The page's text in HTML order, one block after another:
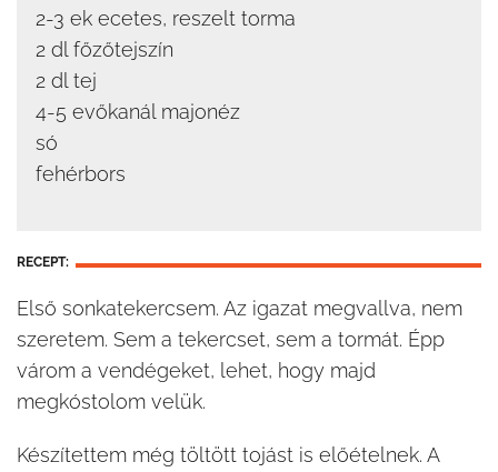
2-3 ek ecetes, reszelt torma
2 dl főzőtejszín
2 dl tej
4-5 evőkanál majonéz
só
fehérbors
RECEPT:
Első sonkatekercsem. Az igazat megvallva, nem
szeretem. Sem a tekercset, sem a tormát. Épp
várom a vendégeket, lehet, hogy majd
megkóstolom velük.
Készítettem még töltött tojást is előételnek. A